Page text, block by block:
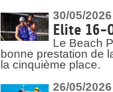
30/05/2026
Elite 16-
Le Beach
bonne prestation de
la cinquième place.
26/05/2026